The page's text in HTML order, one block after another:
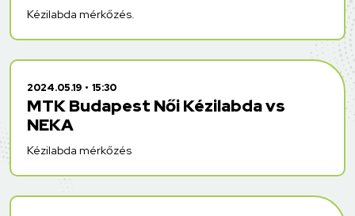
Kézilabda mérkőzés.
2024.05.19 15:30
MTK Budapest Női Kézilabda vs
NEKA
Kézilabda mérkőzés